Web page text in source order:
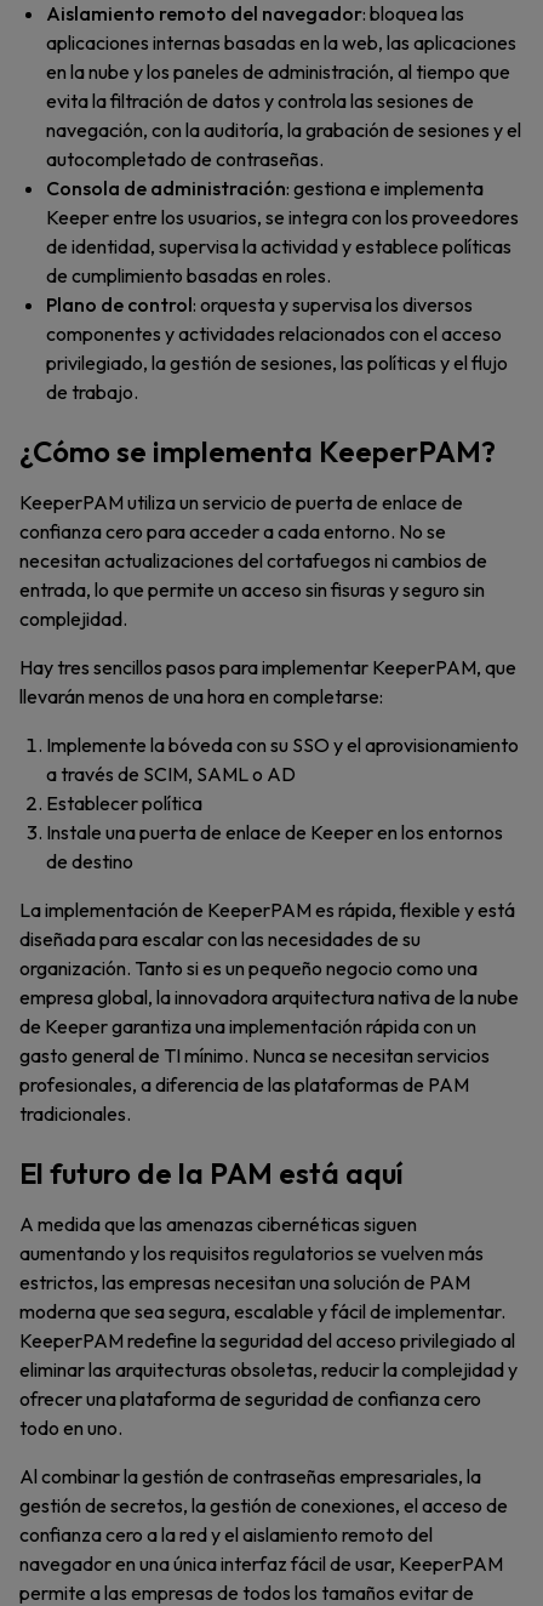
Aislamiento remoto del navegador: bloquea las
aplicaciones internas basadas en la web, las aplicaciones
en la nube y los paneles de administración, al tiempo que
evita la filtración de datos y controla las sesiones de
navegación, con la auditoría, la grabación de sesiones y el
autocompletado de contraseñas.
Consola de administración: gestiona e implementa
Keeper entre los usuarios, se integra con los proveedores
de identidad, supervisa la actividad y establece políticas
de cumplimiento basadas en roles.
Plano de control: orquesta y supervisa los diversos
componentes y actividades relacionados con el acceso
privilegiado, la gestión de sesiones, las políticas y el flujo
de trabajo.
¿Cómo se implementa KeeperPAM?
KeeperPAM utiliza un servicio de puerta de enlace de
confianza cero para acceder a cada entorno. No se
necesitan actualizaciones del cortafuegos ni cambios de
entrada, lo que permite un acceso sin fisuras y seguro sin
complejidad.
Hay tres sencillos pasos para implementar KeeperPAM, que
llevarán menos de una hora en completarse:
Implemente la bóveda con su SSO y el aprovisionamiento
a través de SCIM, SAML o AD
Establecer política
Instale una puerta de enlace de Keeper en los entornos
de destino
La implementación de KeeperPAM es rápida, flexible y está
diseñada para escalar con las necesidades de su
organización. Tanto si es un pequeño negocio como una
empresa global, la innovadora arquitectura nativa de la nube
de Keeper garantiza una implementación rápida con un
gasto general de TI mínimo. Nunca se necesitan servicios
profesionales, a diferencia de las plataformas de PAM
tradicionales.
El futuro de la PAM está aquí
A medida que las amenazas cibernéticas siguen
aumentando y los requisitos regulatorios se vuelven más
estrictos, las empresas necesitan una solución de PAM
moderna que sea segura, escalable y fácil de implementar.
KeeperPAM redefine la seguridad del acceso privilegiado al
eliminar las arquitecturas obsoletas, reducir la complejidad y
ofrecer una plataforma de seguridad de confianza cero
todo en uno.
Al combinar la gestión de contraseñas empresariales, la
gestión de secretos, la gestión de conexiones, el acceso de
confianza cero a la red y el aislamiento remoto del
navegador en una única interfaz fácil de usar, KeeperPAM
permite a las empresas de todos los tamaños evitar de